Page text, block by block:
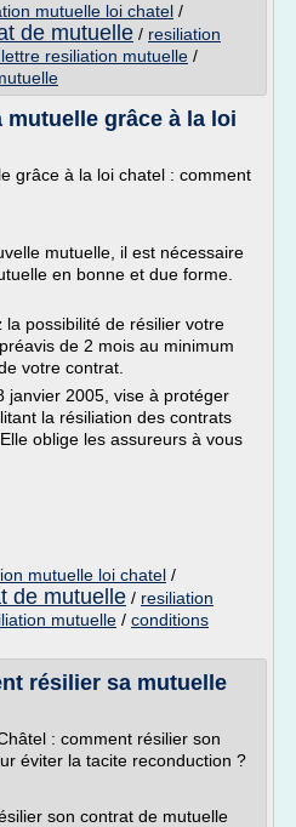
mutuelle loi chatel /
de mutuelle / resiliation
resiliation mutuelle /
grâce à la loi
grâce à la loi chatel : comment
mutuelle, il est nécessaire
en bonne et due forme.
possibilité de résilier votre
de 2 mois au minimum
votre contrat.
janvier 2005, vise à protéger
la résiliation des contrats
oblige les assureurs à vous
mutuelle loi chatel /
de mutuelle / resiliation
mutuelle / conditions
résilier sa mutuelle
: comment résilier son
éviter la tacite reconduction ?
son contrat de mutuelle